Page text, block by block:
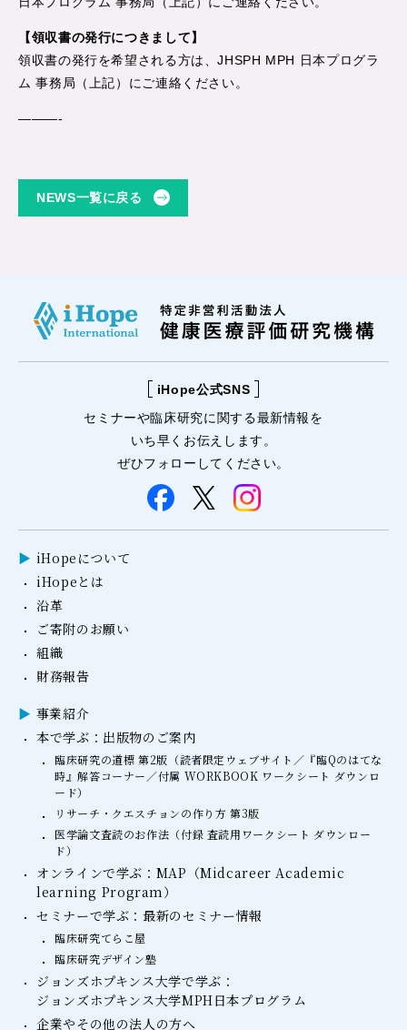
【領収書の発行につきまして】
領収書の発行を希望される方は、JHSPH MPH 日本プログラ
ム 事務局（上記）にご連絡ください。
———-
NEWS一覧に戻る
iHope公式SNS
セミナーや臨床研究に関する最新情報を
いち早くお伝えします。
ぜひフォローしてください。
iHopeについて
iHopeとは
沿革
ご寄附のお願い
組織
財務報告
事業紹介
本で学ぶ：出版物のご案内
臨床研究の道標 第2版（読者限定ウェブサイト／『臨Qのはてな
時』解答コーナー／付属 WORKBOOK ワークシート ダウンロ
ード）
リサーチ・クエスチョンの作り方 第3版
医学論文査読のお作法（付録 査読用ワークシート ダウンロー
ド）
オンラインで学ぶ：MAP（Midcareer Academic
learning Program）
セミナーで学ぶ：最新のセミナー情報
臨床研究てらこ屋
臨床研究デザイン塾
ジョンズホプキンス大学で学ぶ：
ジョンズホプキンス大学MPH日本プログラム
企業やその他の法人の方へ